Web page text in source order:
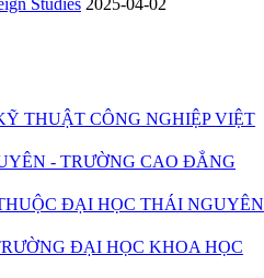
Studies 2025-04-02
THUẬT CÔNG NGHIỆP VIỆT
- TRƯỜNG CAO ĐẲNG
ĐẠI HỌC THÁI NGUYÊN
ĐẠI HỌC KHOA HỌC